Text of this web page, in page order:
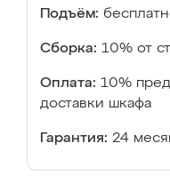
Подъём:
Сборка: 10% от
Оплата: 10%
доставки шкафа
Гарантия: 24